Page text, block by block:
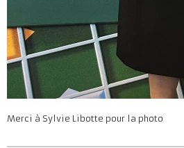
Merci à Sylvie Libotte pour la photo